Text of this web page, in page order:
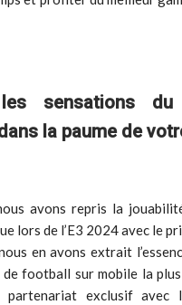
sensations
la paume de
avons repris la
lors de l’E3 2024 avec le
en avons extrait
football sur mobile la
exclusif avec